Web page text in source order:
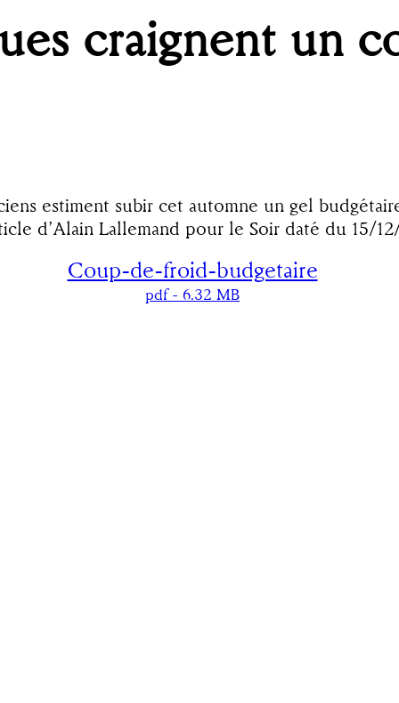
craignent un
estiment subir cet automne un gel
d’Alain Lallemand pour le Soir daté du 15/
Coup-de-froid-budgetaire
pdf - 6.32 MB